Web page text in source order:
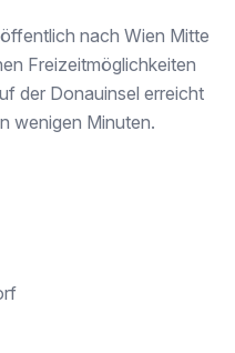
nach Wien Mitte
Freizeitmöglichkeiten
der Donauinsel erreicht
wenigen Minuten.